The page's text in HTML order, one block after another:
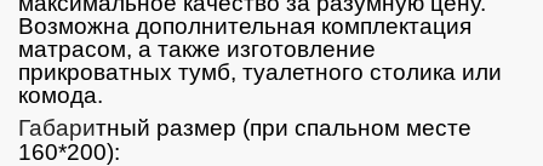
Возможна дополнительная комплектация
матрасом, а также изготовление
прикроватных тумб, туалетного столика или
комода.
Габаритный размер (при спальном месте
160*200):